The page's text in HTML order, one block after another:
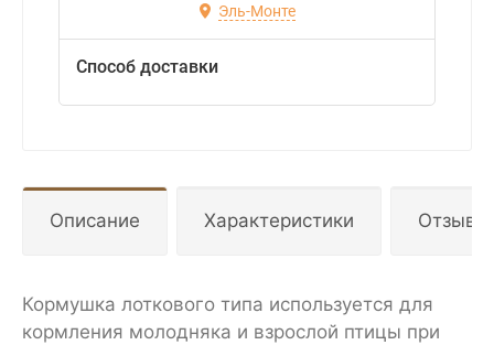
Эль-Монте
Способ доставки
Описание Характеристики
Кормушка лоткового типа используется для
кормления молодняка и взрослой птицы при